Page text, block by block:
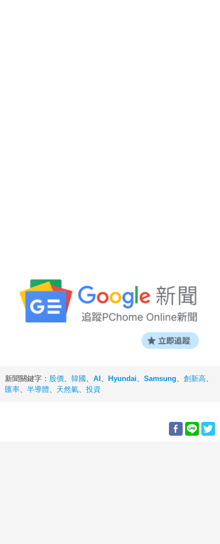
新聞關鍵字： 股價 韓國 AI Hyundai Samsung 創新高
匯率
半導體 天然氣 投資